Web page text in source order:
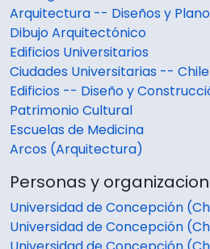
Arquitectura -- Diseños y
Dibujo Arquitectónico
Edificios Universitarios
Ciudades Universitarias --
Edificios -- Diseño y
Patrimonio Cultural
Escuelas de Medicina
Arcos (Arquitectura)
Personas y
Universidad de Concepción
Universidad de Concepción